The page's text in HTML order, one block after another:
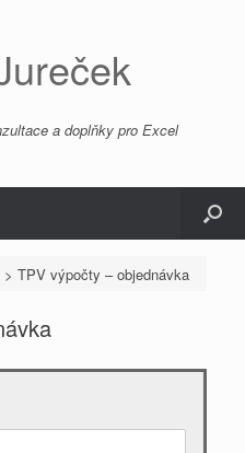
a doplňky pro Excel
> TPV výpočty – objednávka